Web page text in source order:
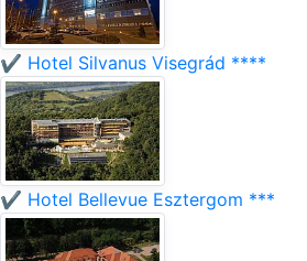
✔️ Hotel Silvanus Visegrád ****
✔️ Hotel Bellevue Esztergom ***